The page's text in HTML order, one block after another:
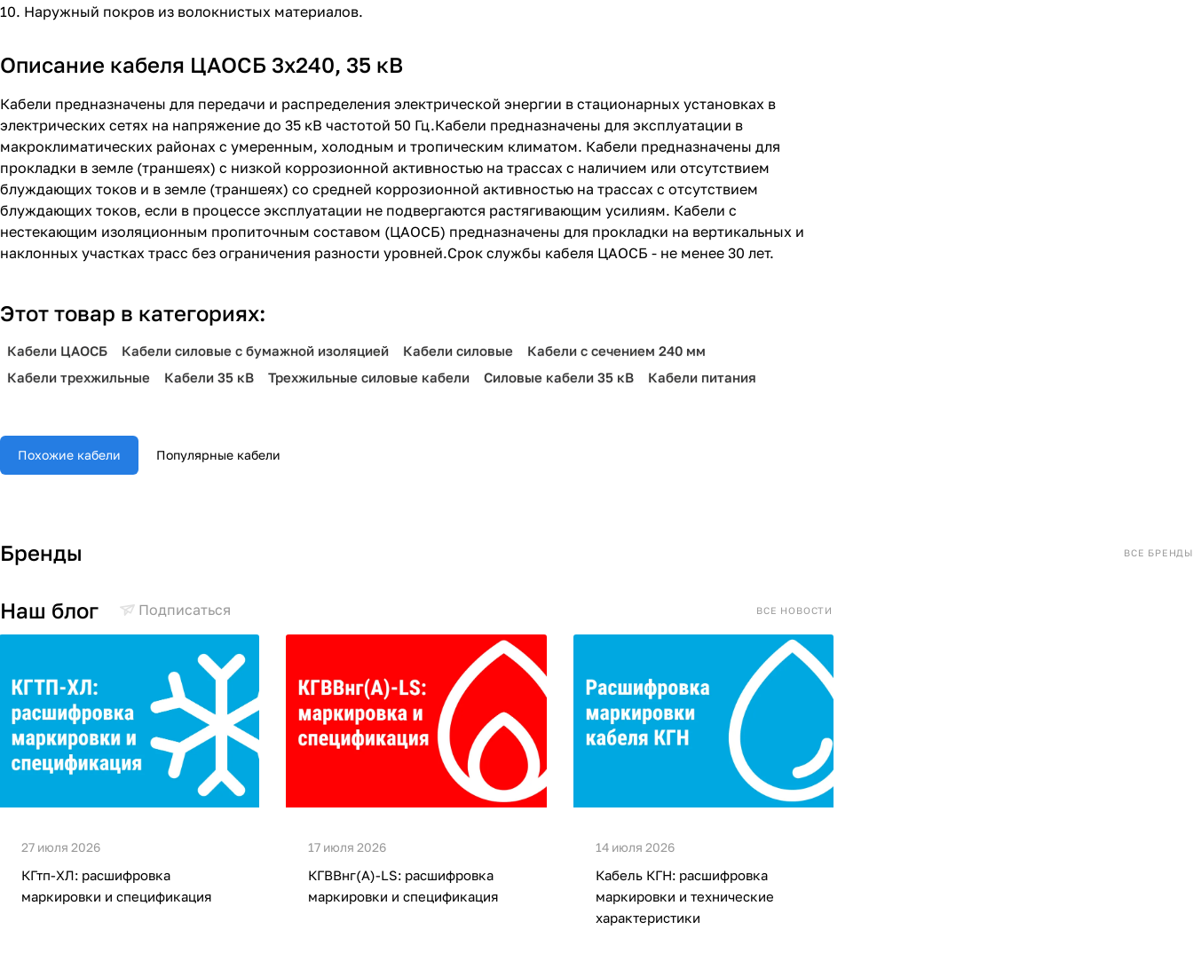
10. Наружный покров из волокнистых материалов.
Описание кабеля ЦАОСБ 3х240, 35 кВ
Кабели предназначены для передачи и распределения электрической энергии в стационарных установках в
электрических сетях на напряжение до 35 кВ частотой 50 Гц.Кабели предназначены для эксплуатации в
макроклиматических районах с умеренным, холодным и тропическим климатом. Кабели предназначены для
прокладки в земле (траншеях) с низкой коррозионной активностью на трассах с наличием или отсутствием
блуждающих токов и в земле (траншеях) со средней коррозионной активностью на трассах с отсутствием
блуждающих токов, если в процессе эксплуатации не подвергаются растягивающим усилиям. Кабели с
нестекающим изоляционным пропиточным составом (ЦАОСБ) предназначены для прокладки на вертикальных и
наклонных участках трасс без ограничения разности уровней.Срок службы кабеля ЦАОСБ - не менее 30 лет.
Этот товар в категориях:
Кабели ЦАОСБ Кабели силовые с бумажной изоляцией Кабели силовые
Кабели с сечением 240 мм
Кабели трехжильные
Кабели 35 кВ Трехжильные силовые кабели Силовые кабели 35 кВ Кабели питания
Похожие кабели Популярные кабели
Бренды ВСЕ БРЕНДЫ
Наш блог Подписаться ВСЕ НОВОСТИ
27 июля 2026
КГтп-ХЛ: расшифровка
маркировки и спецификация
17 июля 2026
КГВВнг(А)-LS: расшифровка
маркировки и спецификация
14 июля 2026
Кабель КГН: расшифровка
маркировки и технические
характеристики